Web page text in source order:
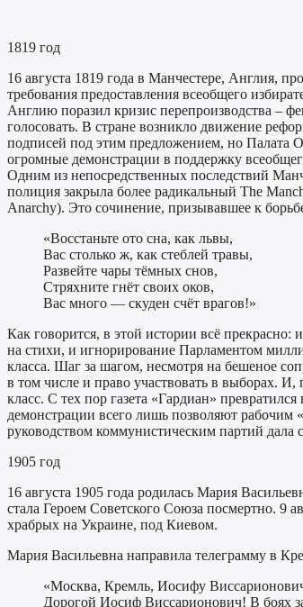
1819 год
16 августа 1819 года в Манчестере, Англия,
требования предоставления всеобщего
Англию поразил кризис перепроизводства –
голосовать. В стране возникло движение
подписей под этим предложением, но Палата
огромные демонстрации в поддержку
Одним из непосредственных последствий
полиция закрыла более радикальный The
Anarchy). Это сочинение, призывавшее к
«Восстаньте ото сна, как львы,
Вас столько ж, как стеблей травы,
Развейте чары тёмных снов,
Стряхните гнёт своих оков,
Вас много — скуден счёт врагов!»
Как говорится, в этой истории всё прекрасно:
на стихи, и игнорирование Парламентом
класса. Шаг за шагом, несмотря на бешеное
в том числе и право участвовать в выборах.
класс. С тех пор газета «Гардиан»
демонстрации всего лишь позволяют рабочим
руководством коммунистическим партий дала
1905 год
16 августа 1905 года родилась Мария
стала Героем Советского Союза посмертно. 9
храбрых на Украине, под Киевом.
Мария Васильевна направила телеграмму в
«Москва, Кремль, Иосифу
Дорогой Иосиф Виссарионович! В боях